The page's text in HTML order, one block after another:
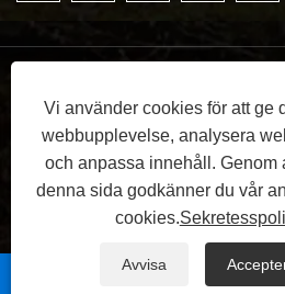
Copyright © 2025 Linyi Jincang
Med
Vi använder cookies för att ge
webbupplevelse, analysera
och anpassa innehåll. Genom
denna sida godkänner du vår
cookies.
Avvisa